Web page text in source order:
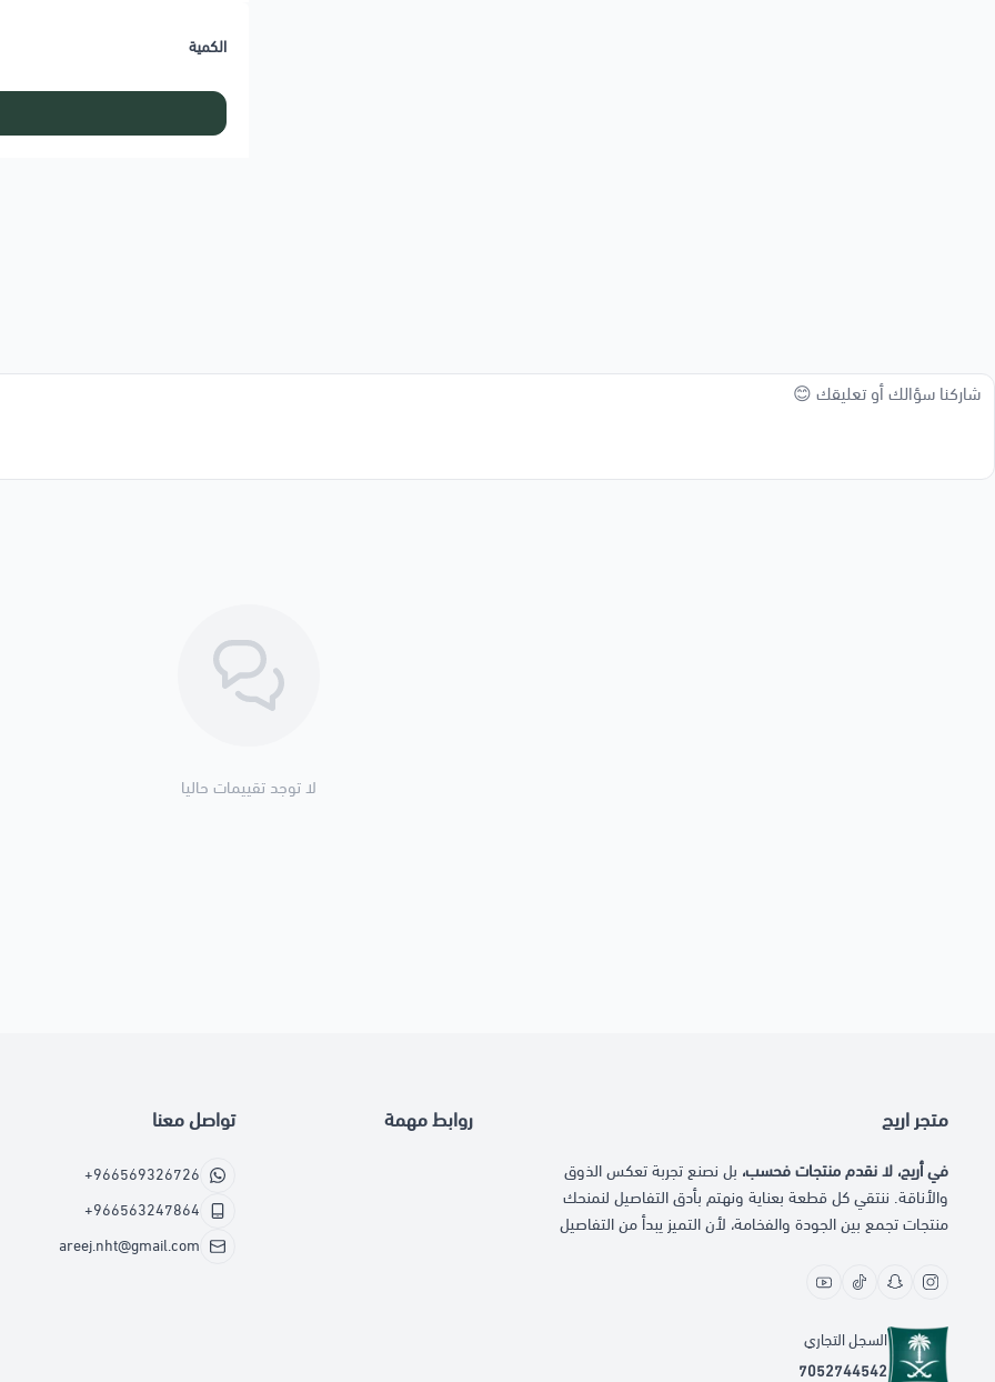
الكمية
لا توجد تقييمات حاليا
متجر اريج
في أريج، لا نقدم منتجات فحسب، بل نصنع تجربة تعكس الذوق
والأناقة. ننتقي كل قطعة بعناية ونهتم بأدق التفاصيل لنمنحك
منتجات تجمع بين الجودة والفخامة، لأن التميز يبدأ من التفاصيل
السجل التجاري
7052744542
روابط مهمة تواصل معنا
+966569326726
+966563247864
areej.nht@gmail.com